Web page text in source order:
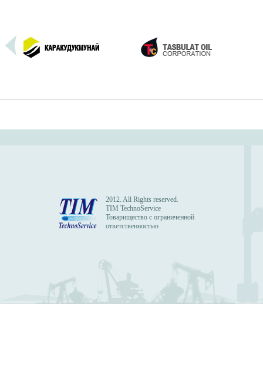
2012. All Rights reserved.
TIM TechnoService
Товарищество с ограниченной
ответственностью